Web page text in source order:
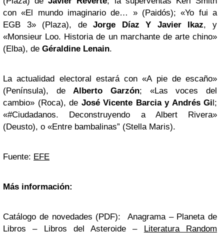
con «El mundo imaginario de… » (Paidós); «Yo fui a
EGB 3» (Plaza), deJorge Díaz Y Javier Ikaz, y
«Monsieur Loo. Historia de un marchante de arte chino»
(Elba), de Géraldine Lenain.
La actualidad electoral estará con «A pie de escaño»
(Península), deAlberto Garzón; «Las voces del
cambio» (Roca), de José Vicente Barcia y Andrés Gil;
«#Ciudadanos. Deconstruyendo a Albert Rivera»
(Deusto), o «Entre bambalinas” (Stella Maris).
Fuente: EFE
Más información:
Catálogo de novedades (PDF): Anagrama – Planeta de
Libros – Libros del Asteroide – Literatura Random